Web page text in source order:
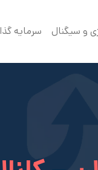
و سیگنال سرمایه